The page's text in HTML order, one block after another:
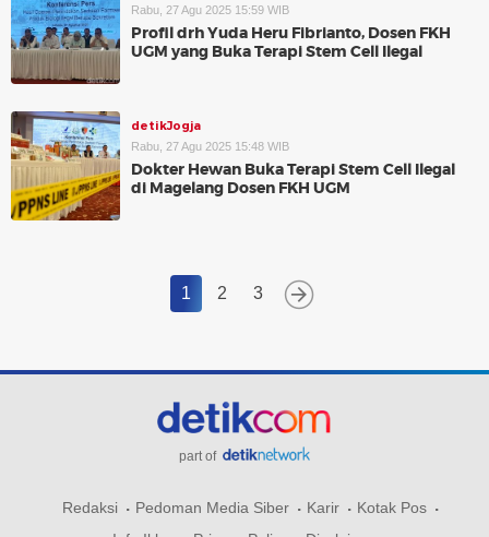
Rabu, 27 Agu 2025 15:59 WIB
Profil drh Yuda Heru Fibrianto, Dosen FKH
UGM yang Buka Terapi Stem Cell Ilegal
detikJogja
Rabu, 27 Agu 2025 15:48 WIB
Dokter Hewan Buka Terapi Stem Cell Ilegal
di Magelang Dosen FKH UGM
1 2 3
part of
Redaksi Pedoman Media Siber Karir
Kotak Pos